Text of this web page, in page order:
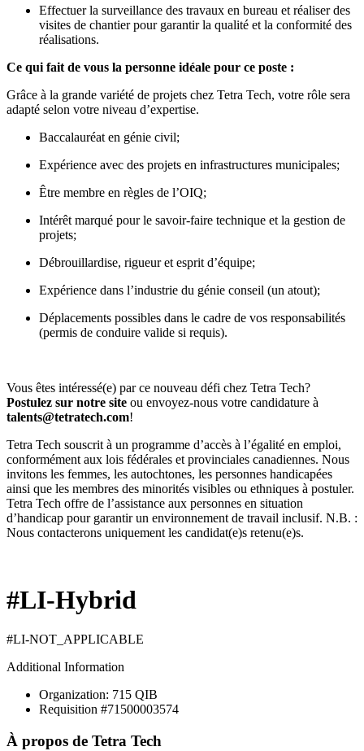
Effectuer la surveillance des travaux en bureau et réaliser des
visites de chantier pour garantir la qualité et la conformité des
réalisations.
Ce qui fait de vous la personne idéale pour ce poste :
Grâce à la grande variété de projets chez Tetra Tech, votre rôle sera
adapté selon votre niveau d’expertise.
Baccalauréat en génie civil;
Expérience avec des projets en infrastructures municipales;
Être membre en règles de l’OIQ;
Intérêt marqué pour le savoir-faire technique et la gestion de
projets;
Débrouillardise, rigueur et esprit d’équipe;
Expérience dans l’industrie du génie conseil (un atout);
Déplacements possibles dans le cadre de vos responsabilités
(permis de conduire valide si requis).
Vous êtes intéressé(e) par ce nouveau défi chez Tetra Tech?
Postulez sur notre site ou envoyez-nous votre candidature à
talents@tetratech.com!
Tetra Tech souscrit à un programme d’accès à l’égalité en emploi,
conformément aux lois fédérales et provinciales canadiennes. Nous
invitons les femmes, les autochtones, les personnes handicapées
ainsi que les membres des minorités visibles ou ethniques à postuler.
Tetra Tech offre de l’assistance aux personnes en situation
d’handicap pour garantir un environnement de travail inclusif. N.B. :
Nous contacterons uniquement les candidat(e)s retenu(e)s.
#LI-Hybrid
#LI-NOT_APPLICABLE
Additional Information
Organization: 715 QIB
Requisition #71500003574
À propos de Tetra Tech